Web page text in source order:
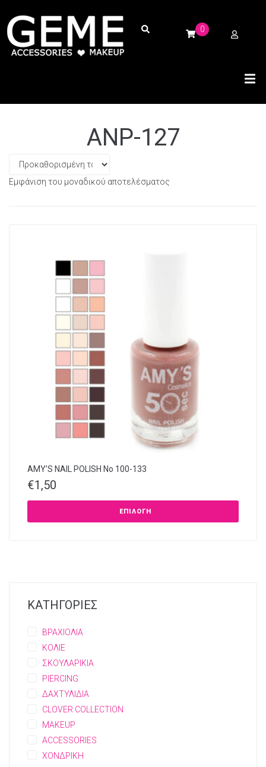
0
ANP-127
Εμφάνιση του μοναδικού αποτελέσματος
AMY’S NAIL POLISH Νο 100-133
€1,50
ΕΠΙΛΟΓΉ
ΚΑΤΗΓΟΡΙΕΣ
ΒΡΑΧΙΟΛΙΑ
ΚΟΛΙΕ
ΣΚΟΥΛΑΡΙΚΙΑ
PIERCING
ΔΑΧΤΥΛΙΔΙΑ
CLOVER COLLECTION
MAKEUP
ACCESSORIES
ΧΟΝΔΡΙΚΗ